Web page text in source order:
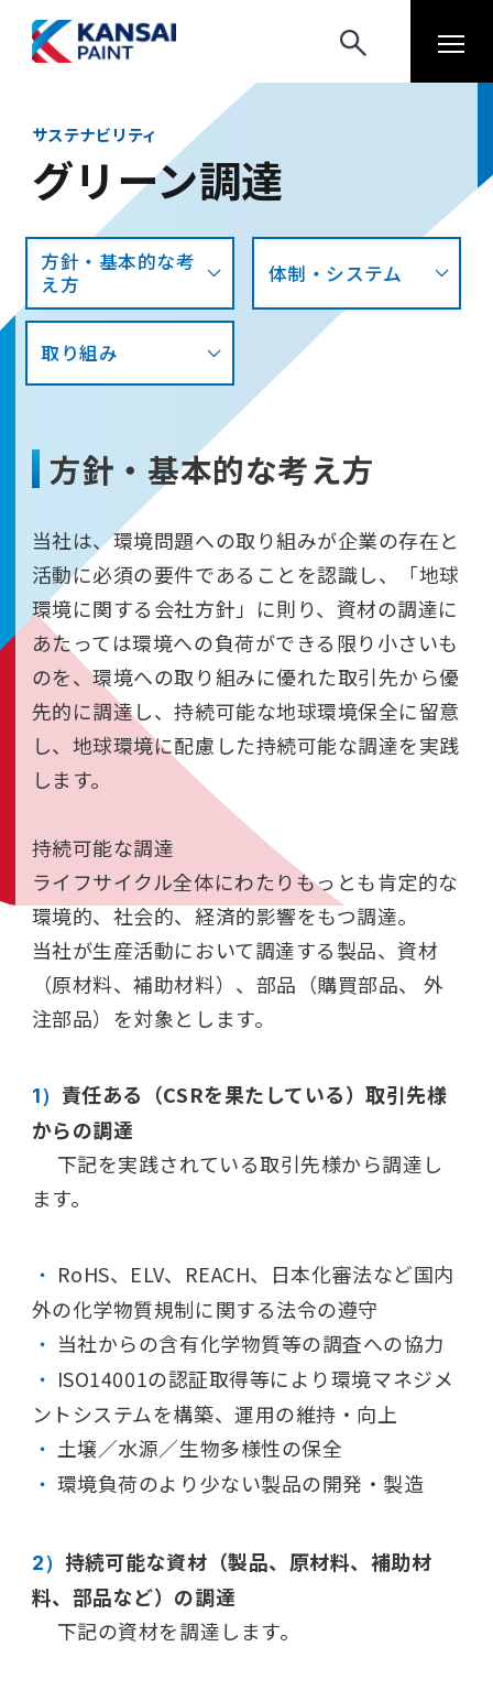
サステナビリティ
グリーン調達
方針・基本的な考
え方
体制・システム
取り組み
方針・基本的な考え方
当社は、環境問題への取り組みが企業の存在と
活動に必須の要件であることを認識し、「地球
環境に関する会社方針」に則り、資材の調達に
あたっては環境への負荷ができる限り小さいも
のを、環境への取り組みに優れた取引先から優
先的に調達し、持続可能な地球環境保全に留意
し、地球環境に配慮した持続可能な調達を実践
します。
持続可能な調達
ライフサイクル全体にわたりもっとも肯定的な
環境的、社会的、経済的影響をもつ調達。
当社が生産活動において調達する製品、資材
（原材料、補助材料）、部品（購買部品、 外
注部品）を対象とします。
1） 責任ある（CSRを果たしている）取引先様
からの調達
下記を実践されている取引先様から調達し
ます。
・
RoHS、ELV、REACH、日本化審法など国内
外の化学物質規制に関する法令の遵守
・ 当社からの含有化学物質等の調査への協力
・
ISO14001の認証取得等により環境マネジメ
ントシステムを構築、運用の維持・向上
・ 土壌／水源／生物多様性の保全
・ 環境負荷のより少ない製品の開発・製造
2） 持続可能な資材（製品、原材料、補助材
料、部品など）の調達
下記の資材を調達します。